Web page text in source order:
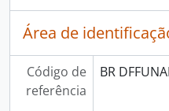
Área de
Código de
referência
BR